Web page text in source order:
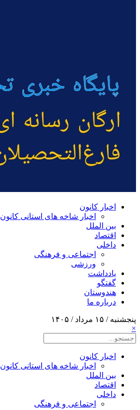
اخبار کانون
اخبار شاخه های استانی کانون
بین الملل
اقتصاد
داخلی
اجتماعی و فرهنگی
ورزشی
یادداشت
گفتگو
هندوستان
درباره ما
پنجشنبه / ۱۵ مرداد / ۱۴۰۵
×
اخبار کانون
اخبار شاخه های استانی کانون
بین الملل
اقتصاد
داخلی
اجتماعی و فرهنگی